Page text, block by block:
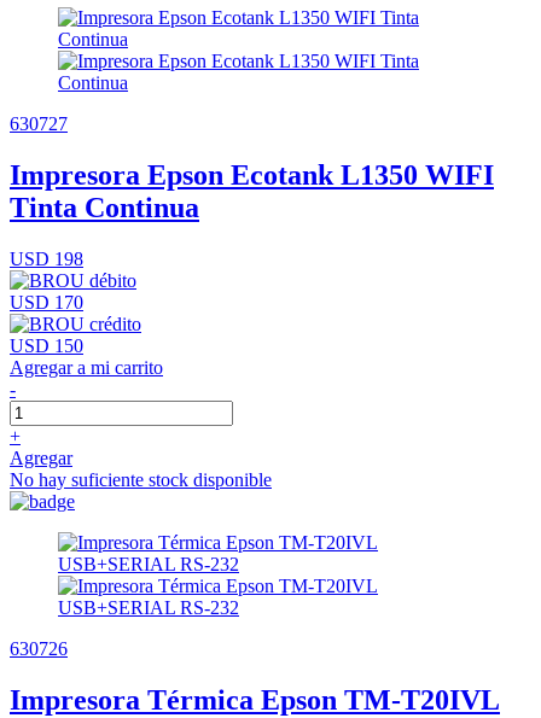
630727
Impresora Epson Ecotank L1350 WIFI
Tinta Continua
USD 198
USD 170
USD 150
Agregar a mi carrito
-
+
Agregar
No hay suficiente stock disponible
630726
Impresora Térmica Epson TM-T20IVL